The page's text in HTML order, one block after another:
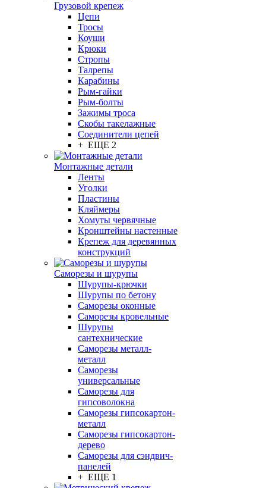
Грузовой крепеж
Цепи
Тросы
Коуши
Крюки
Стропы
Талрепы
Карабины
Рым-гайки
Рым-болты
Зажимы троса
Скобы такелажные
Соединители цепей
+ ЕЩЕ 2
Монтажные детали
Ленты
Уголки
Пластины
Кляймеры
Хомуты червячные
Кронштейны настенные
Крепеж для деревянных
конструкций
Саморезы и шурупы
Шурупы-крючки
Шурупы по бетону
Саморезы оконные
Саморезы кровельные
Шурупы
сантехнические
Саморезы металл-
металл
Саморезы
универсальные
Саморезы для
гипсоволокна
Саморезы гипсокартон-
металл
Саморезы гипсокартон-
дерево
Саморезы для сэндвич-
панелей
+ ЕЩЕ 1